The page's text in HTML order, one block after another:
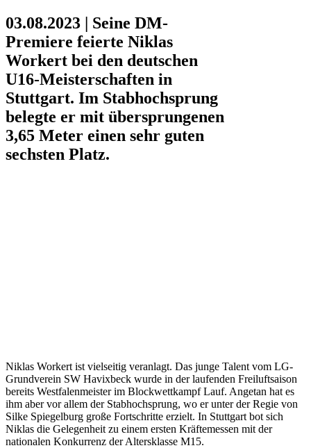
03.08.2023 | Seine DM-
Premiere feierte Niklas
Workert bei den deutschen
U16-Meisterschaften in
Stuttgart. Im Stabhochsprung
belegte er mit übersprungenen
3,65 Meter einen sehr guten
sechsten Platz.
Niklas Workert ist vielseitig veranlagt. Das junge Talent vom LG-
Grundverein SW Havixbeck wurde in der laufenden Freiluftsaison
bereits Westfalenmeister im Blockwettkampf Lauf. Angetan hat es
ihm aber vor allem der Stabhochsprung, wo er unter der Regie von
Silke Spiegelburg große Fortschritte erzielt. In Stuttgart bot sich
Niklas die Gelegenheit zu einem ersten Kräftemessen mit der
nationalen Konkurrenz der Altersklasse M15.